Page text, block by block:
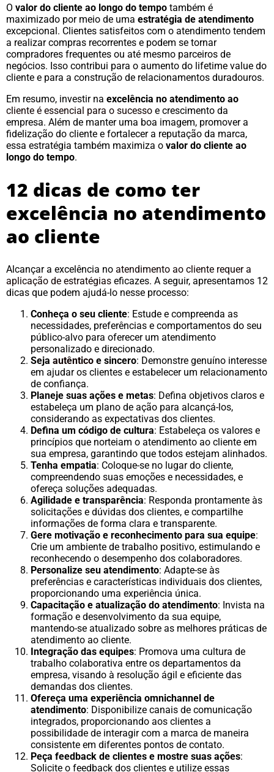
O valor do cliente ao longo do tempo também é
maximizado por meio de uma estratégia de atendimento
excepcional. Clientes satisfeitos com o atendimento tendem
a realizar compras recorrentes e podem se tornar
compradores frequentes ou até mesmo parceiros de
negócios. Isso contribui para o aumento do lifetime value do
cliente e para a construção de relacionamentos duradouros.
Em resumo, investir na excelência no atendimento ao
cliente é essencial para o sucesso e crescimento da
empresa. Além de manter uma boa imagem, promover a
fidelização do cliente e fortalecer a reputação da marca,
essa estratégia também maximiza o valor do cliente ao
longo do tempo.
12 dicas de como ter
excelência no atendimento
ao cliente
Alcançar a excelência no atendimento ao cliente requer a
aplicação de estratégias eficazes. A seguir, apresentamos 12
dicas que podem ajudá-lo nesse processo:
Conheça o seu cliente: Estude e compreenda as
necessidades, preferências e comportamentos do seu
público-alvo para oferecer um atendimento
personalizado e direcionado.
Seja autêntico e sincero: Demonstre genuíno interesse
em ajudar os clientes e estabelecer um relacionamento
de confiança.
Planeje suas ações e metas: Defina objetivos claros e
estabeleça um plano de ação para alcançá-los,
considerando as expectativas dos clientes.
Defina um código de cultura: Estabeleça os valores e
princípios que norteiam o atendimento ao cliente em
sua empresa, garantindo que todos estejam alinhados.
Tenha empatia: Coloque-se no lugar do cliente,
compreendendo suas emoções e necessidades, e
ofereça soluções adequadas.
Agilidade e transparência: Responda prontamente às
solicitações e dúvidas dos clientes, e compartilhe
informações de forma clara e transparente.
Gere motivação e reconhecimento para sua equipe:
Crie um ambiente de trabalho positivo, estimulando e
reconhecendo o desempenho dos colaboradores.
Personalize seu atendimento: Adapte-se às
preferências e características individuais dos clientes,
proporcionando uma experiência única.
Capacitação e atualização do atendimento: Invista na
formação e desenvolvimento da sua equipe,
mantendo-se atualizado sobre as melhores práticas de
atendimento ao cliente.
Integração das equipes: Promova uma cultura de
trabalho colaborativa entre os departamentos da
empresa, visando à resolução ágil e eficiente das
demandas dos clientes.
Ofereça uma experiência omnichannel de
atendimento: Disponibilize canais de comunicação
integrados, proporcionando aos clientes a
possibilidade de interagir com a marca de maneira
consistente em diferentes pontos de contato.
Peça feedback de clientes e mostre suas ações:
Solicite o feedback dos clientes e utilize essas